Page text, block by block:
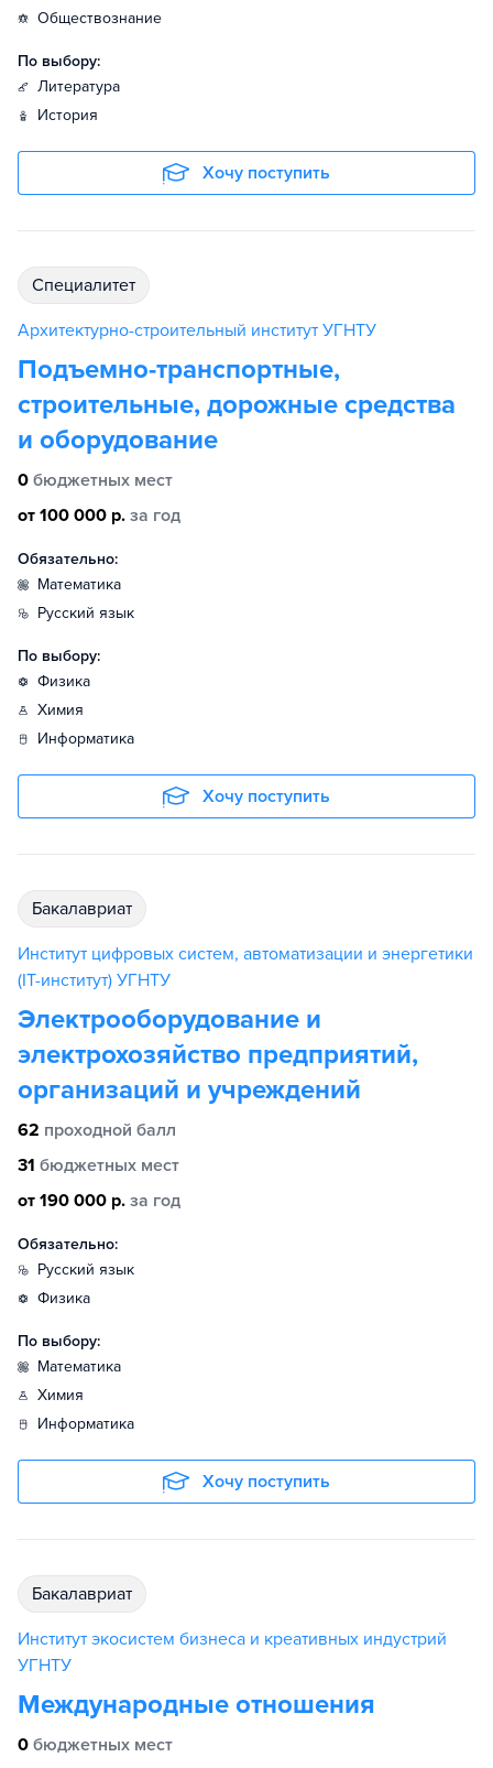
обществознание
По выбору:
литература
история
Хочу поступить
специалитет
Архитектурно-строительный институт УГНТУ
Подъемно-транспортные,
строительные, дорожные средства
и оборудование
0 бюджетных мест
от 100 000 р. за год
Обязательно:
математика
русский язык
По выбору:
физика
химия
информатика
Хочу поступить
бакалавриат
Институт цифровых систем, автоматизации и энергетики
(IT-институт) УГНТУ
Электрооборудование и
электрохозяйство предприятий,
организаций и учреждений
62 проходной балл
31 бюджетных мест
от 190 000 р. за год
Обязательно:
русский язык
физика
По выбору:
математика
химия
информатика
Хочу поступить
бакалавриат
Институт экосистем бизнеса и креативных индустрий
УГНТУ
Международные отношения
0 бюджетных мест